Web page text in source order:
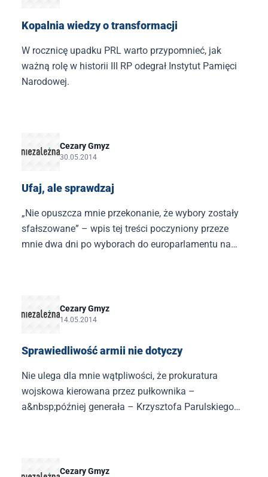
Kopalnia wiedzy o transformacji
W rocznicę upadku PRL warto przypomnieć, jak
ważną rolę w historii III RP odegrał Instytut Pamięci
Narodowej.
Cezary Gmyz
30.05.2014
Ufaj, ale sprawdzaj
„Nie opuszcza mnie przekonanie, że wybory zostały
sfałszowane” – wpis tej treści poczyniony przeze
mnie dwa dni po wyborach do europarlamentu na
Cezary Gmyz
14.05.2014
Sprawiedliwość armii nie dotyczy
Nie ulega dla mnie wątpliwości, że prokuratura
wojskowa kierowana przez pułkownika –
a&nbsp;później generała – Krzysztofa Parulskiego
Cezary Gmyz